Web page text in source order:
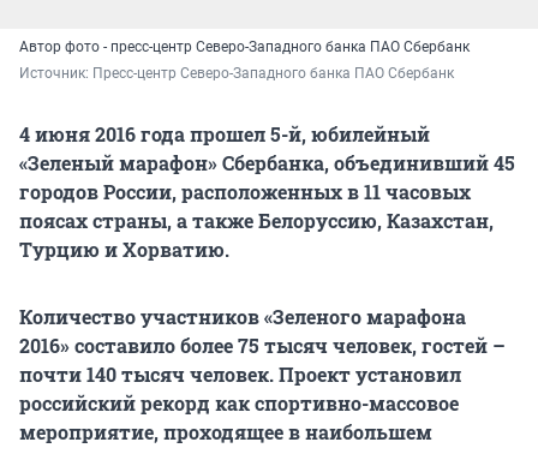
Автор фото - пресс-центр Северо-Западного банка ПАО Сбербанк
Источник: Пресс-центр Северо-Западного банка ПАО Сбербанк
4 июня 2016 года прошел 5-й, юбилейный
«Зеленый марафон» Сбербанка, объединивший 45
городов России, расположенных в 11 часовых
поясах страны, а также Белоруссию, Казахстан,
Турцию и Хорватию.
Количество участников «Зеленого марафона
2016» составило более 75 тысяч человек, гостей –
почти 140 тысяч человек. Проект установил
российский рекорд как спортивно-массовое
мероприятие, проходящее в наибольшем